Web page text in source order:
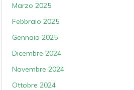
Marzo 2025
Febbraio 2025
Gennaio 2025
Dicembre 2024
Novembre 2024
Ottobre 2024